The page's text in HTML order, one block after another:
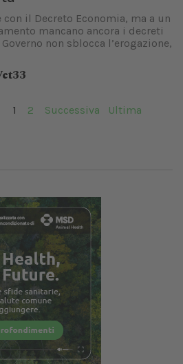
il Decreto Economia, ma a un
mancano ancora i decreti
non sblocca l’erogazione,
1 2 Successiva Ultima